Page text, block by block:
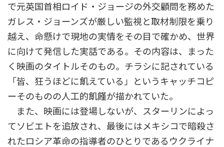
で元英国首相ロイド・ジョージの外交顧問を務めた
ガレス・ジョーンズが厳しい監視と取材制限を乗り
越え、命懸けで現地の実情をその目で確かめ、世界
に向けて発信した実話である。その内容は、まった
く映画のタイトルそのもの。チラシに記されている
「皆、狂うほどに飢えている」というキャッチコピ
ーそのものの人工的飢饉が描かれていた。
また、映画には登場しないが、スターリンによっ
てソビエトを追放され、最後にはメキシコで暗殺さ
れたロシア革命の指導者のひとりであるウクライナ